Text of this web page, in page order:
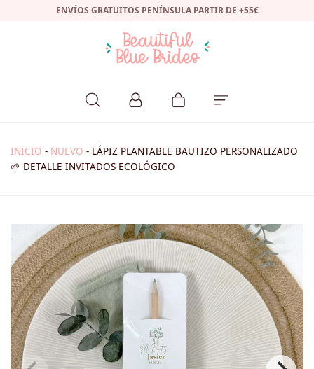
ENVÍOS GRATUITOS PENÍNSULA PARTIR DE +55€
INICIO - NUEVO - LÁPIZ PLANTABLE BAUTIZO PERSONALIZADO
🌱 DETALLE INVITADOS ECOLÓGICO